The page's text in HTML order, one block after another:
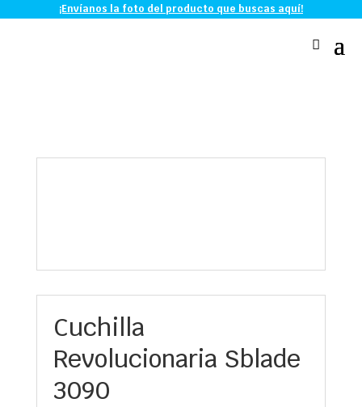
¡Envíanos la foto del producto que buscas aquí!
Cuchilla
Revolucionaria Sblade
3090